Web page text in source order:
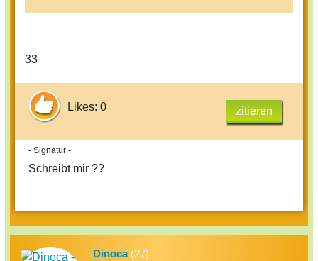
33
Likes: 0 zitieren
- Signatur -
Schreibt mir ??
Dinoca(27)